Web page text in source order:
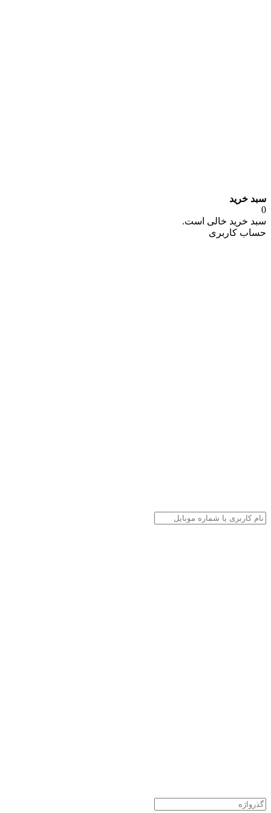
سبد خرید
0
سبد خرید خالی است.
حساب کاربری